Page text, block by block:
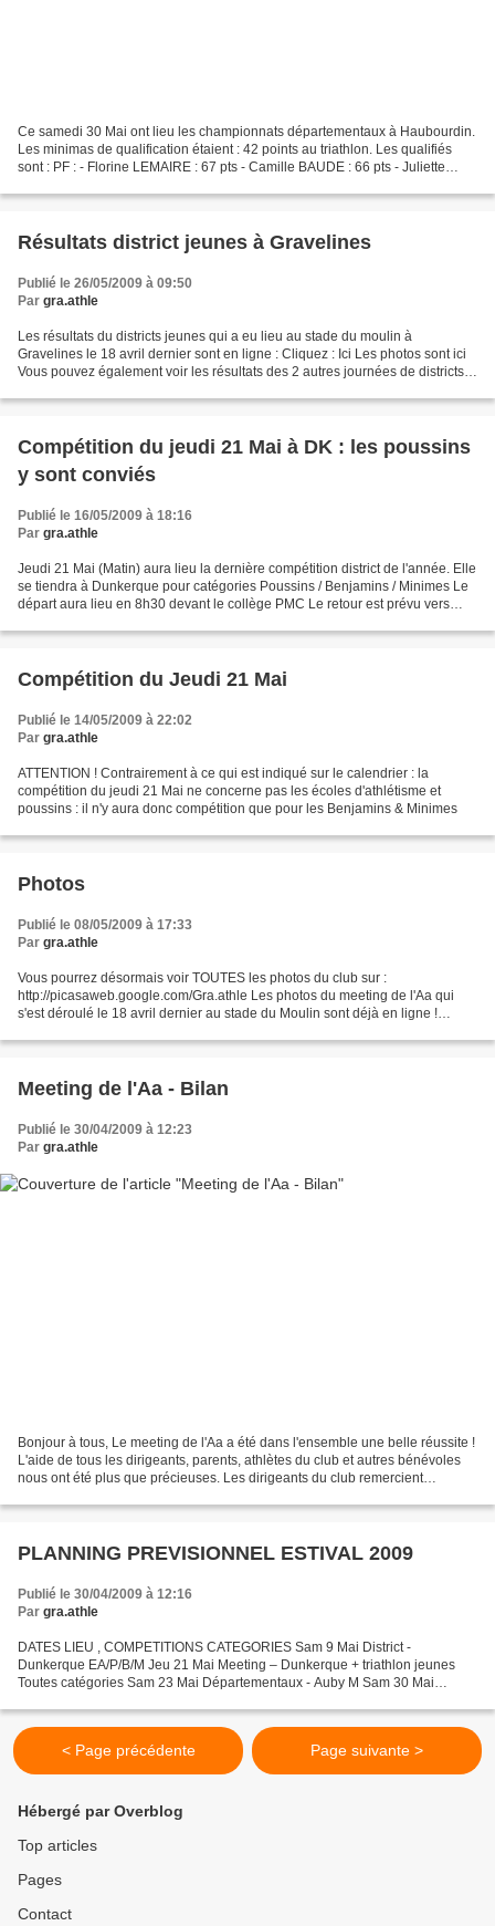
Ce samedi 30 Mai ont lieu les championnats départementaux à Haubourdin.
Les minimas de qualification étaient : 42 points au triathlon. Les qualifiés
sont : PF : - Florine LEMAIRE : 67 pts - Camille BAUDE : 66 pts - Juliette
Résultats district jeunes à Gravelines
Publié le 26/05/2009 à 09:50
Par gra.athle
Les résultats du districts jeunes qui a eu lieu au stade du moulin à
Gravelines le 18 avril dernier sont en ligne : Cliquez : Ici Les photos sont ici
Vous pouvez également voir les résultats des 2 autres journées de districts
Compétition du jeudi 21 Mai à DK : les poussins
y sont conviés
Publié le 16/05/2009 à 18:16
Par gra.athle
Jeudi 21 Mai (Matin) aura lieu la dernière compétition district de l'année. Elle
se tiendra à Dunkerque pour catégories Poussins / Benjamins / Minimes Le
départ aura lieu en 8h30 devant le collège PMC Le retour est prévu vers
Compétition du Jeudi 21 Mai
Publié le 14/05/2009 à 22:02
Par gra.athle
ATTENTION ! Contrairement à ce qui est indiqué sur le calendrier : la
compétition du jeudi 21 Mai ne concerne pas les écoles d'athlétisme et
poussins : il n'y aura donc compétition que pour les Benjamins & Minimes
Photos
Publié le 08/05/2009 à 17:33
Par gra.athle
Vous pourrez désormais voir TOUTES les photos du club sur :
http://picasaweb.google.com/Gra.athle Les photos du meeting de l'Aa qui
s'est déroulé le 18 avril dernier au stade du Moulin sont déjà en ligne !
Meeting de l'Aa - Bilan
Publié le 30/04/2009 à 12:23
Par gra.athle
Bonjour à tous, Le meeting de l'Aa a été dans l'ensemble une belle réussite !
L'aide de tous les dirigeants, parents, athlètes du club et autres bénévoles
nous ont été plus que précieuses. Les dirigeants du club remercient
PLANNING PREVISIONNEL ESTIVAL 2009
Publié le 30/04/2009 à 12:16
Par gra.athle
DATES LIEU , COMPETITIONS CATEGORIES Sam 9 Mai District -
Dunkerque EA/P/B/M Jeu 21 Mai Meeting – Dunkerque + triathlon jeunes
Toutes catégories Sam 23 Mai Départementaux - Auby M Sam 30 Mai
< Page précédente Page suivante >
Hébergé par Overblog
Top articles
Pages
Contact